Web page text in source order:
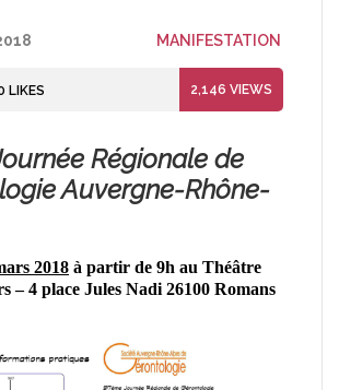
MANIFESTATION
LIKES 2,146 VIEWS
Régionale de
Auvergne-Rhône-
2018 à partir de 9h au Théâtre
– 4 place Jules Nadi 26100 Romans